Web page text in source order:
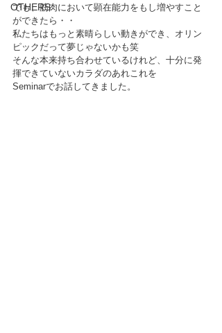
OTHERS
でも、筋肉において顕在能力をもし増やすこと
ができたら・・
私たちはもっと素晴らしい動きができ、オリン
ピックだって夢じゃないかも笑
そんな本来持ち合わせているけれど、十分に発
揮できていないカラダのあれこれを
Seminarでお話してきました。